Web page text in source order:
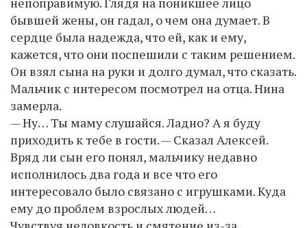
бывшей жены, он гадал, о чем она думает. В
сердце была надежда, что ей, как и ему,
кажется, что они поспешили с таким решением.
Он взял сына на руки и долго думал, что сказать.
Мальчик с интересом посмотрел на отца. Нина
замерла.
— Ну… Ты маму слушайся. Ладно? А я буду
приходить к тебе в гости. — Сказал Алексей.
Вряд ли сын его понял, мальчику недавно
исполнилось два года и все что его
интересовало было связано с игрушками. Куда
ему до проблем взрослых людей…